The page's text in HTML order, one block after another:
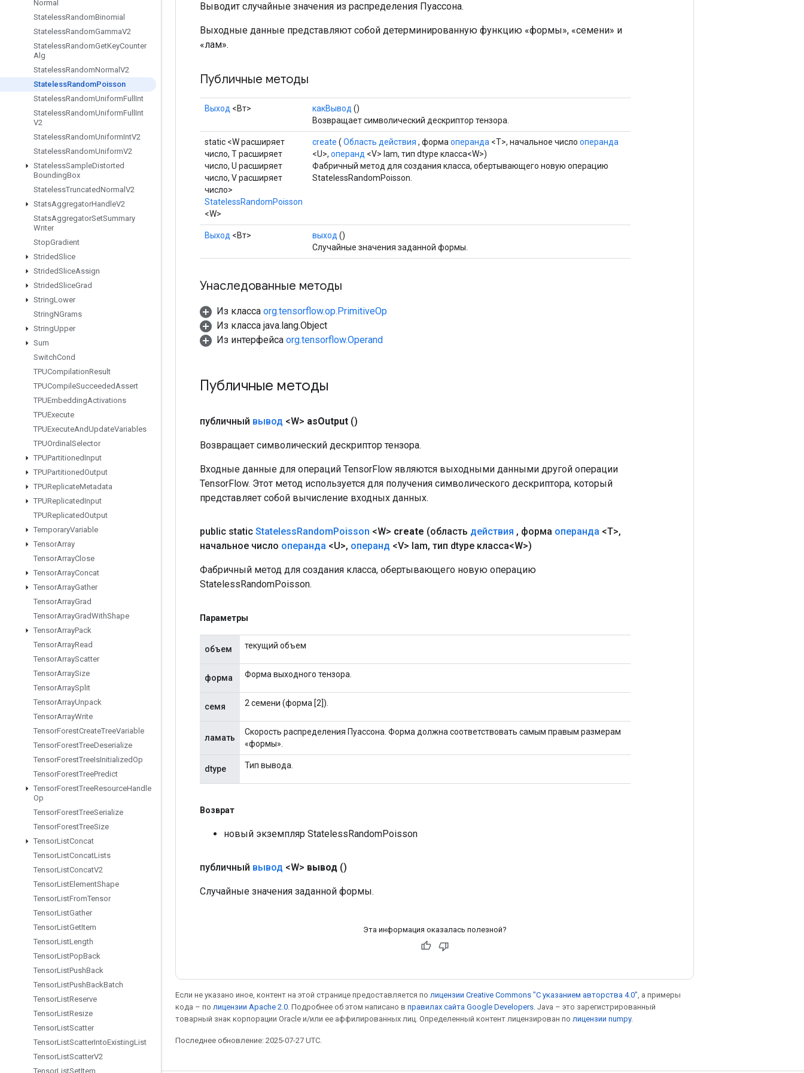
Normal
StatelessRandomBinomial
StatelessRandomGammaV2
StatelessRandomGetKeyCounter
Alg
StatelessRandomNormal V2
StatelessRandomPoisson
StatelessRandomUniformFull Int
StatelessRandomUniformFull Int
V2
StatelessRandomUniformIntV2
StatelessRandomUniformV2
StatelessSampleDistorted
BoundingBox
StatelessTruncatedNormal V2
StatsAggregatorHandleV2
StatsAggregatorSetSummary
Writer
StopGradient
StridedSlice
StridedSliceAssign
StridedSliceGrad
StringLower
StringNGrams
StringUpper
Sum
SwitchCond
TPUCompilationResult
TPUCompileSucceededAssert
TPUEmbeddingActivations
TPUExecute
TPUExecuteAndUpdateVariables
TPUOrdinal Selector
TPUPartitionedInput
TPUPartitionedOutput
TPUReplicateMetadata
TPUReplicatedInput
TPUReplicatedOutput
TemporaryVariable
TensorArray
TensorArrayClose
TensorArrayConcat
TensorArrayGather
TensorArrayGrad
TensorArrayGradWithShape
TensorArrayPack
TensorArrayRead
TensorArrayScatter
TensorArraySize
TensorArraySplit
TensorArrayUnpack
TensorArrayWrite
TensorForestCreateTreeVariable
TensorForestTreeDeserialize
TensorForestTreeIsInitializedOp
TensorForestTreePredict
TensorForestTreeResourceHandle
Op
TensorForestTreeSerialize
TensorForestTreeSize
TensorListConcat
TensorListConcatLists
TensorListConcatV2
TensorListElementShape
TensorListFromTensor
TensorListGather
TensorListGetItem
TensorListLength
TensorListPopBack
TensorListPushBack
TensorListPushBackBatch
TensorListReserve
TensorListResize
TensorListScatter
TensorListScatterIntoExistingList
TensorListScatterV2
TensorListSetItem
Выводит случайные значения из распределения Пуассона.
Выходные данные представляют собой детерминированную функцию «формы», «семени» и
«лам».
Публичные методы
Выход <Вт> какВывод ()
Возвращает символический дескриптор тензора.
static <W расширяет
число, T расширяет
число, U расширяет
число, V расширяет
число>
StatelessRandomPoisson
<W>
create ( Область действия , форма операнда <T>, начальное число операнда
<U>, операнд <V> lam, тип dtype класса<W>)
Фабричный метод для создания класса, обертывающего новую операцию
StatelessRandomPoisson.
Выход <Вт> выход ()
Случайные значения заданной формы.
Унаследованные методы
Из класса org.tensorflow.op.PrimitiveOp
Из класса java.lang.Object
Из интерфейса org.tensorflow.Operand
Публичные методы
публичный вывод <W> asOutput ()
Возвращает символический дескриптор тензора.
Входные данные для операций TensorFlow являются выходными данными другой операции
TensorFlow. Этот метод используется для получения символического дескриптора, который
представляет собой вычисление входных данных.
public static StatelessRandomPoisson <W> create (область действия , форма операнда <T>,
начальное число операнда <U>, операнд <V> lam, тип dtype класса<W>)
Фабричный метод для создания класса, обертывающего новую операцию
StatelessRandomPoisson.
Параметры
объем текущий объем
форма Форма выходного тензора.
семя 2 семени (форма [2]).
ламать
Скорость распределения Пуассона. Форма должна соответствовать самым правым размерам
«формы».
dtype Тип вывода.
Возврат
новый экземпляр StatelessRandomPoisson
публичный вывод <W> вывод ()
Случайные значения заданной формы.
Эта информация оказалась полезной?
Если не указано иное, контент на этой странице предоставляется по лицензии Creative Commons "С указанием авторства 4.0" , а примеры
кода – по лицензии Apache 2.0 . Подробнее об этом написано в правилах сайта Google Developers . Java – это зарегистрированный
товарный знак корпорации Oracle и/или ее аффилированных лиц. Определенный контент лицензирован по лицензии numpy.
Последнее обновление: 2025-07-27 UTC.